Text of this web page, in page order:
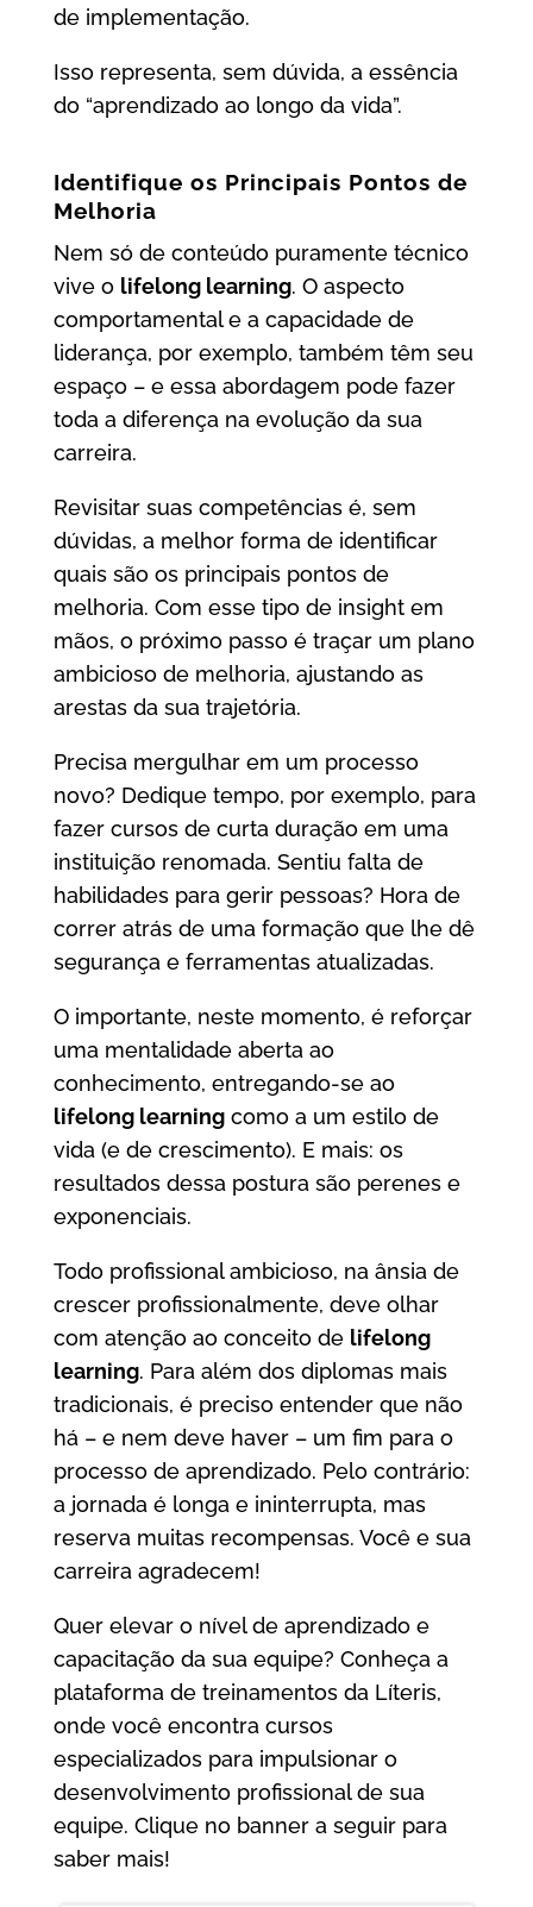
de implementação.
Isso representa, sem dúvida, a essência
do “aprendizado ao longo da vida”.
Identifique os Principais Pontos de
Melhoria
Nem só de conteúdo puramente técnico
vive o lifelong learning. O aspecto
comportamental e a capacidade de
liderança, por exemplo, também têm seu
espaço – e essa abordagem pode fazer
toda a diferença na evolução da sua
carreira.
Revisitar suas competências é, sem
dúvidas, a melhor forma de identificar
quais são os principais pontos de
melhoria. Com esse tipo de insight em
mãos, o próximo passo é traçar um plano
ambicioso de melhoria, ajustando as
arestas da sua trajetória.
Precisa mergulhar em um processo
novo? Dedique tempo, por exemplo, para
fazer cursos de curta duração em uma
instituição renomada. Sentiu falta de
habilidades para gerir pessoas? Hora de
correr atrás de uma formação que lhe dê
segurança e ferramentas atualizadas.
O importante, neste momento, é reforçar
uma mentalidade aberta ao
conhecimento, entregando-se ao
lifelong learningcomo a um estilo de
vida (e de crescimento). E mais: os
resultados dessa postura são perenes e
exponenciais.
Todo profissional ambicioso, na ânsia de
crescer profissionalmente, deve olhar
com atenção ao conceito de lifelong
learning. Para além dos diplomas mais
tradicionais, é preciso entender que não
há – e nem deve haver – um fim para o
processo de aprendizado. Pelo contrário:
a jornada é longa e ininterrupta, mas
reserva muitas recompensas. Você e sua
carreira agradecem!
Quer elevar o nível de aprendizado e
capacitação da sua equipe? Conheça a
plataforma de treinamentos da Líteris,
onde você encontra cursos
especializados para impulsionar o
desenvolvimento profissional de sua
equipe. Clique no banner a seguir para
saber mais!